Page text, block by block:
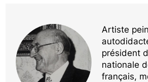
Artiste
président
nationale
français,